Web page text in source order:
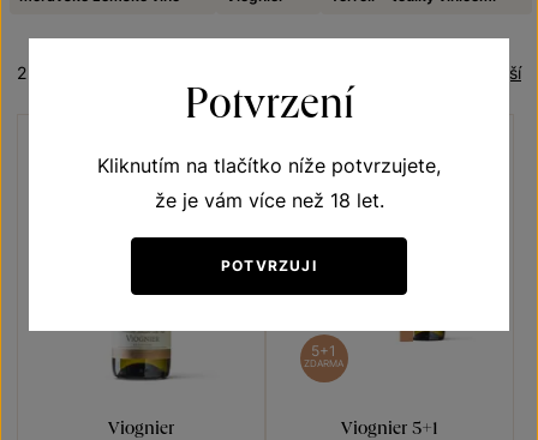
Nejlevnější
2 produkty
Viognier
5+1
ZDARMA
Viognier 5+1
Potvrzení
Kliknutím na tlačítko níže potvrzujete,
že je vám více než 18 let.
POTVRZUJI